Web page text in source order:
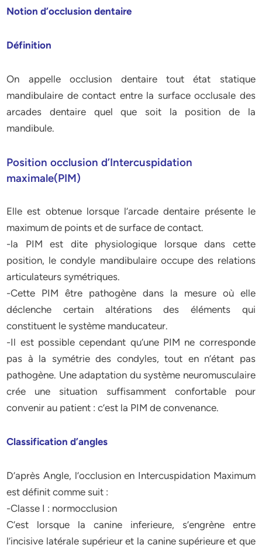
Notion d’occlusion dentaire
Définition
On appelle occlusion dentaire tout état statique
mandibulaire de contact entre la surface occlusale des
arcades dentaire quel que soit la position de la
mandibule.
Position occlusion d’Intercuspidation
maximale(PIM)
Elle est obtenue lorsque l’arcade dentaire présente le
maximum de points et de surface de contact.
-la PIM est dite physiologique lorsque dans cette
position, le condyle mandibulaire occupe des relations
articulateurs symétriques.
-Cette PIM être pathogène dans la mesure où elle
déclenche certain altérations des éléments qui
constituent le système manducateur.
-Il est possible cependant qu’une PIM ne corresponde
pas à la symétrie des condyles, tout en n’étant pas
pathogène. Une adaptation du système neuromusculaire
crée une situation suffisamment confortable pour
convenir au patient : c’est la PIM de convenance.
Classification d’angles
D’après Angle, l’occlusion en Intercuspidation Maximum
est définit comme suit :
-Classe I : normocclusion
C’est lorsque la canine inferieure, s’engrène entre
l’incisive latérale supérieur et la canine supérieure et que